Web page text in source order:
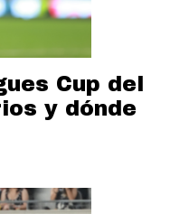
Cup del
y dónde